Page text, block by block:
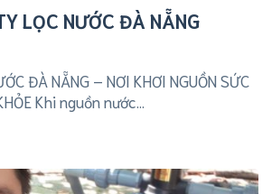
LỌC NƯỚC ĐÀ NẴNG
ĐÀ NẴNG – NƠI KHƠI NGUỒN SỨC
Khi nguồn nước...